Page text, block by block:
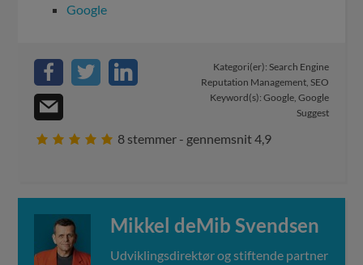
Google
Kategori(er): Search Engine
Reputation Management, SEO
Keyword(s): Google, Google
Suggest
8 stemmer - gennemsnit4,9
Mikkel deMib Svendsen
Udviklingsdirektør og stiftende partner